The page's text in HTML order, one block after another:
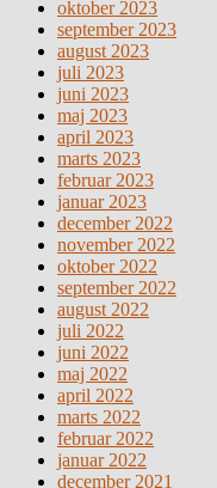
oktober 2023
september 2023
august 2023
juli 2023
juni 2023
maj 2023
april 2023
marts 2023
februar 2023
januar 2023
december 2022
november 2022
oktober 2022
september 2022
august 2022
juli 2022
juni 2022
maj 2022
april 2022
marts 2022
februar 2022
januar 2022
december 2021